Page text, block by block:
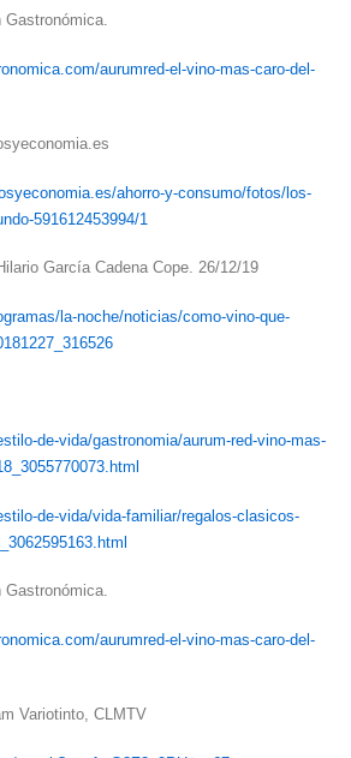
Gastronómica.
aurumred-el-vino-mas-caro-del-
ahorro-y-consumo/fotos/los-
591612453994/1
García Cadena Cope. 26/12/19
la-noche/noticias/como-vino-que-
de-vida/gastronomia/aurum-red-vino-mas-
de-vida/vida-familiar/regalos-clasicos-
Gastronómica.
aurumred-el-vino-mas-caro-del-
Variotinto, CLMTV